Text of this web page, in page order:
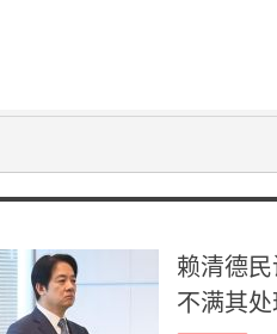
赖清德
不满其